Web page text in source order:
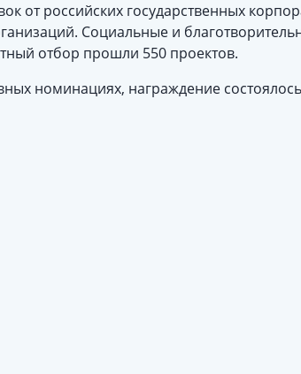
от российских государственных
Социальные и
отбор прошли 550 проектов.
номинациях, награждение